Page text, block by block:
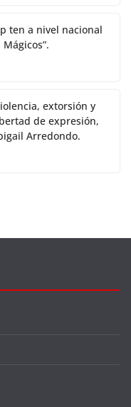
ten a nivel nacional
extorsión y
de expresión,
Arredondo.